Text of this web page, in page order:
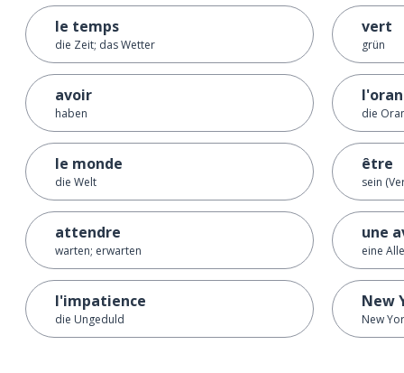
le temps
die Zeit; das Wetter
avoir
haben
le monde
die Welt
attendre
warten; erwarten
l'impatience
die Ungeduld
vert
grün
die
être
sein
une
eine
New
New